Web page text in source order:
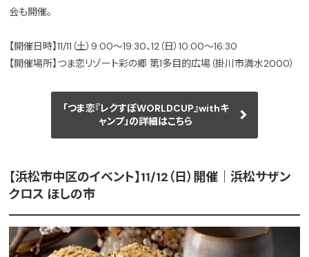
会も開催。
【開催日時】11/11（土）9:00～19:30、12（日）10:00～16:30
【開催場所】つま恋リゾート彩の郷 第1多目的広場（掛川市満水2000）
「つま恋『レクすぽWORLDCUP』withキ
ャンプ」の詳細はこちら
【浜松市中区のイベント】11/12（日）開催｜浜松サザン
クロス ほしの市